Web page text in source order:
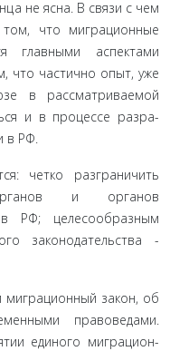
не ясна. В связи с чем
что миграционные
главными аспектами
что частично опыт, уже
в рассматрива­емой
и в процессе разра­
в РФ.
четко разграничить
и органов
РФ; целесообразным
законодательства -
за­кон, об
правоведами.
единого миграцион­